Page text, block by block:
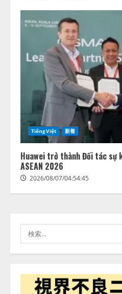
TiếngViệt 新着
Huawei trở thành Đối tác sự
ASEAN 2026
2026/08/07/04:54:45
索: